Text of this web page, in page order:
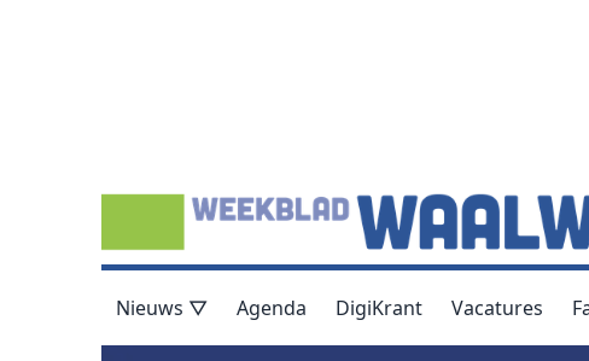
Nieuws ▽ Agenda DigiKrant Vacatures